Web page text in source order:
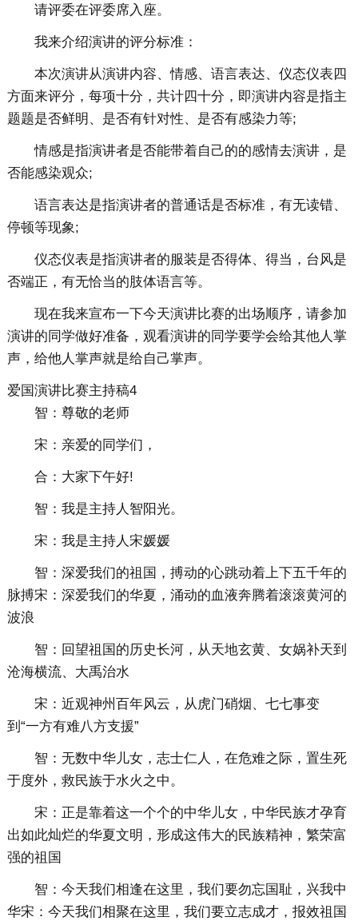
请评委在评委席入座。
我来介绍演讲的评分标准：
本次演讲从演讲内容、情感、语言表达、仪态仪表四
方面来评分，每项十分，共计四十分，即演讲内容是指主
题题是否鲜明、是否有针对性、是否有感染力等;
情感是指演讲者是否能带着自己的的感情去演讲，是
否能感染观众;
语言表达是指演讲者的普通话是否标准，有无读错、
停顿等现象;
仪态仪表是指演讲者的服装是否得体、得当，台风是
否端正，有无恰当的肢体语言等。
现在我来宣布一下今天演讲比赛的出场顺序，请参加
演讲的同学做好准备，观看演讲的同学要学会给其他人掌
声，给他人掌声就是给自己掌声。
爱国演讲比赛主持稿4
智：尊敬的老师
宋：亲爱的同学们，
合：大家下午好!
智：我是主持人智阳光。
宋：我是主持人宋媛媛
智：深爱我们的祖国，搏动的心跳动着上下五千年的
脉搏宋：深爱我们的华夏，涌动的血液奔腾着滚滚黄河的
波浪
智：回望祖国的历史长河，从天地玄黄、女娲补天到
沧海横流、大禹治水
宋：近观神州百年风云，从虎门硝烟、七七事变
到“一方有难八方支援”
智：无数中华儿女，志士仁人，在危难之际，置生死
于度外，救民族于水火之中。
宋：正是靠着这一个个的中华儿女，中华民族才孕育
出如此灿烂的华夏文明，形成这伟大的民族精神，繁荣富
强的祖国
智：今天我们相逢在这里，我们要勿忘国耻，兴我中
华宋：今天我们相聚在这里，我们要立志成才，报效祖国